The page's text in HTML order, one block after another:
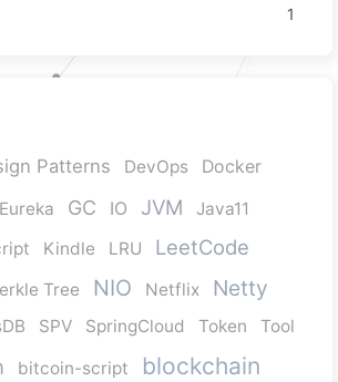
1
Patterns DevOps
Docker
Eureka GC IO JVM
Java11
Kindle LRU LeetCode
Tree NIO Netflix Netty
SPV SpringCloud Token
Tool
bitcoin-script blockchain